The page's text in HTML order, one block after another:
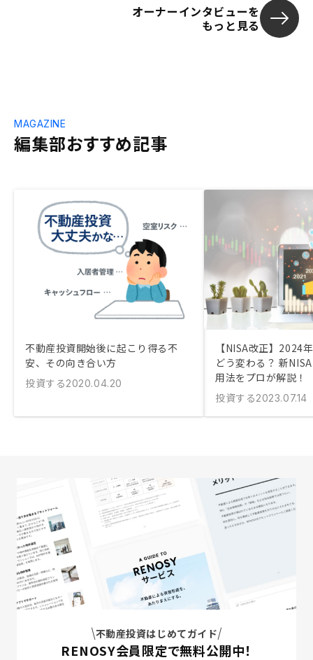
オーナーインタビューを
もっと見る
編集部おすすめ記事
MAGAZINE
不動産投資開始後に起こり得る不
安、その向き合い方
投資する2020.04.20
【NISA改正】2024
どう変わる？ 新
用法をプロが解説！
投資する2023.07.14
不動産投資はじめてガイド
RENOSY会員限定で無料公開中！